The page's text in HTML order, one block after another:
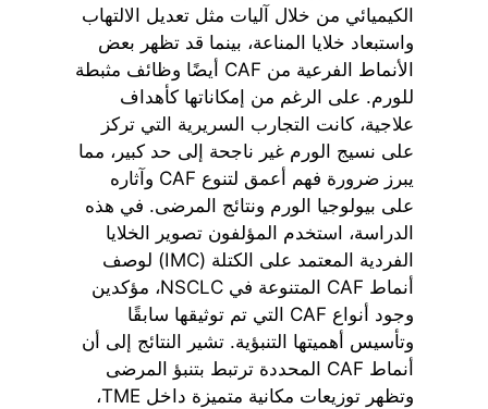
الكيميائي من خلال آليات مثل تعديل الالتهاب
واستبعاد خلايا المناعة، بينما قد تظهر بعض
الأنماط الفرعية من CAF أيضًا وظائف مثبطة
للورم. على الرغم من إمكاناتها كأهداف
علاجية، كانت التجارب السريرية التي تركز
على نسيج الورم غير ناجحة إلى حد كبير، مما
يبرز ضرورة فهم أعمق لتنوع CAF وآثاره
على بيولوجيا الورم ونتائج المرضى. في هذه
الدراسة، استخدم المؤلفون تصوير الخلايا
الفردية المعتمد على الكتلة (IMC) لوصف
أنماط CAF المتنوعة في NSCLC، مؤكدين
وجود أنواع CAF التي تم توثيقها سابقًا
وتأسيس أهميتها التنبؤية. تشير النتائج إلى أن
أنماط CAF المحددة ترتبط بتنبؤ المرضى
وتظهر توزيعات مكانية متميزة داخل TME،